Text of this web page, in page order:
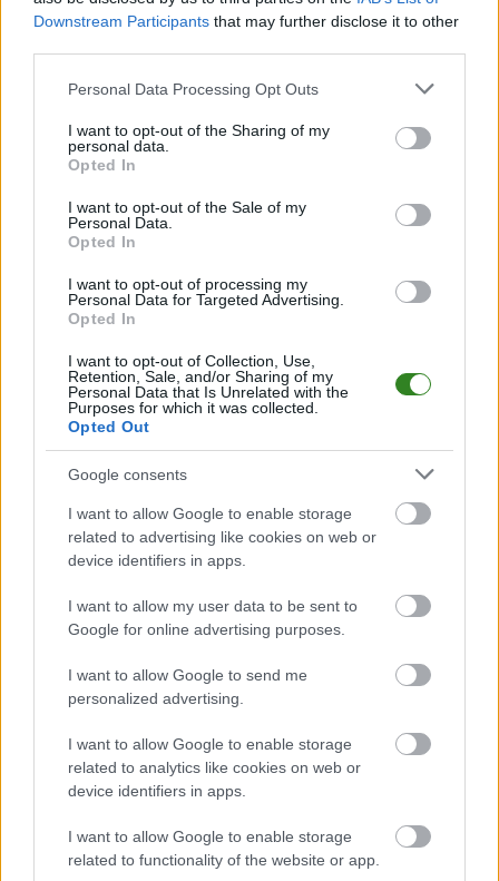
Downstream Participants that may further disclose it to other
Please note that this website/app uses one or more Google
not limited to your visit or usage behaviour. You may click to
grant or deny consent to Google and its third-party tags to
use your data for below specified purposes in below Google
consent section.
Personal Data Processing Opt Outs
I want to opt-out of the Sharing of my
personal data.
Opted In
I want to opt-out of the Sale of my
Personal Data.
Opted In
I want to opt-out of processing my
Personal Data for Targeted Advertising.
Opted In
I want to opt-out of Collection, Use,
Retention, Sale, and/or Sharing of my
Personal Data that Is Unrelated with the
Purposes for which it was collected.
Opted Out
Google consents
I want to allow Google to enable storage
related to advertising like cookies on web or
device identifiers in apps.
I want to allow my user data to be sent to
Google for online advertising purposes.
I want to allow Google to send me
personalized advertising.
I want to allow Google to enable storage
related to analytics like cookies on web or
device identifiers in apps.
I want to allow Google to enable storage
related to functionality of the website or app.
Krosno > Klasa A, gr. II
Krosno > Klasa A, gr. III
Krosno > Klasa B, gr. II
Krosno > Klasa B, gr. III
Krosno > Klasa B, gr. IV
Rzeszów > Klasa Okręgowa
Rzeszów > Klasa A, gr. I
Rzeszów > Klasa A, gr. II
Rzeszów > Klasa A, gr. III
Rzeszów > Klasa B, gr. I
Rzeszów > Klasa B, gr. II
Rzeszów > Klasa B, gr. III
Rzeszów > Klasa B, gr. IV
Rzeszów > Klasa B, gr. V
Rzeszów > Klasa B, gr. VII
Podokręg Stalowa Wola
Stalowa Wola > Klasa A, gr. I
Stalowa Wola > Klasa A, gr. II
Stalowa Wola > Klasa B, gr. II